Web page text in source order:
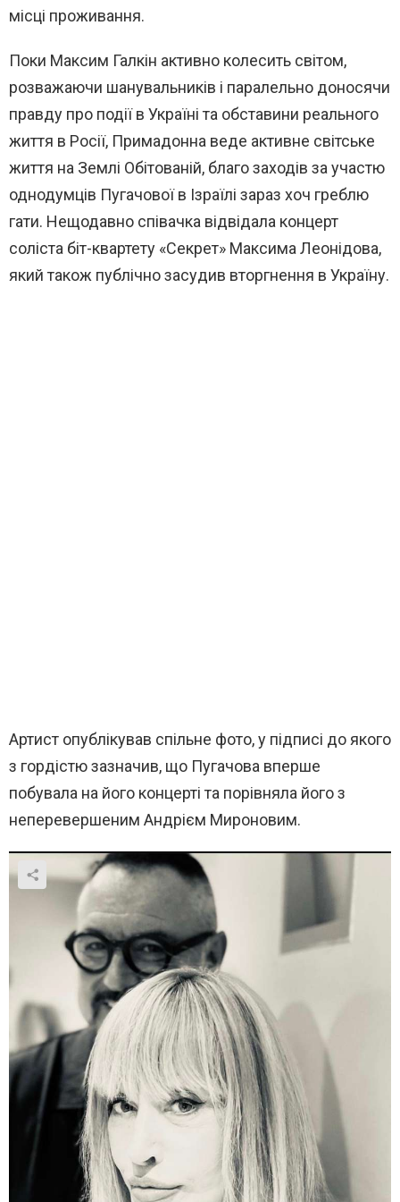
місці проживання.
Поки Максим Галкін активно колесить світом,
розважаючи шанувальників і паралельно доносячи
правду про події в Україні та обставини реального
життя в Росії, Примадонна веде активне світське
життя на Землі Обітованій, благо заходів за участю
однодумців Пугачової в Ізраїлі зараз хоч греблю
гати. Нещодавно співачка відвідала концерт
соліста біт-квартету «Секрет» Максима Леонідова,
який також публічно засудив вторгнення в Україну.
Артист опублікував спільне фото, у підписі до якого
з гордістю зазначив, що Пугачова вперше
побувала на його концерті та порівняла його з
неперевершеним Андрієм Мироновим.